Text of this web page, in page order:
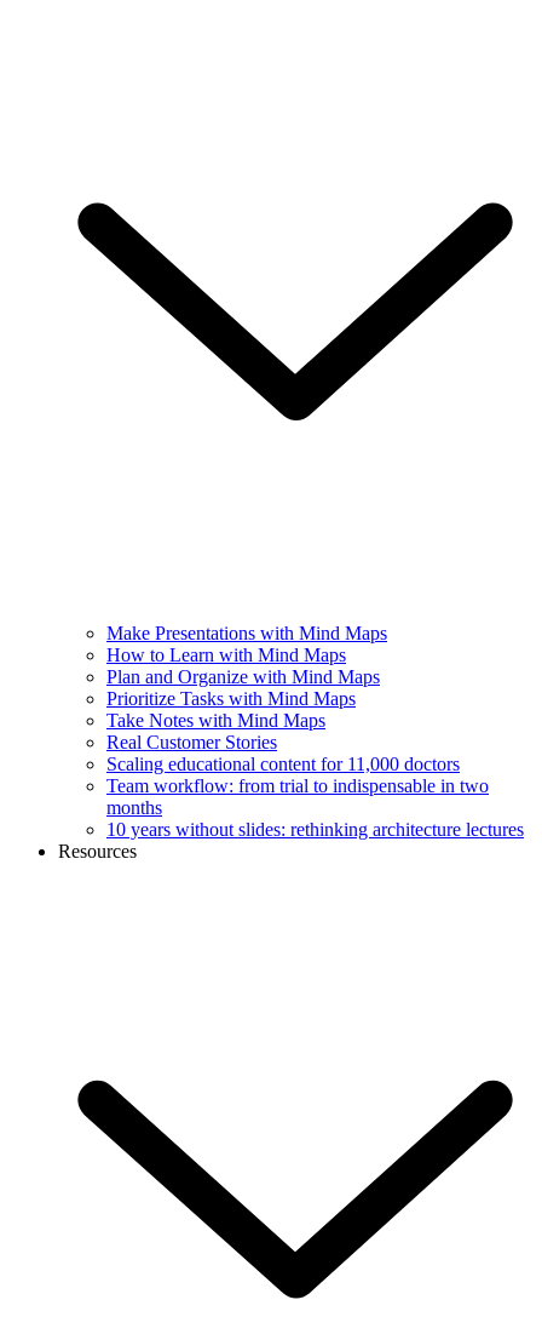
Make Presentations with Mind Maps
How to Learn with Mind Maps
Plan and Organize with Mind Maps
Prioritize Tasks with Mind Maps
Take Notes with Mind Maps
Real Customer Stories
Scaling educational content for 11,000 doctors
Team workflow: from trial to indispensable in two
months
10 years without slides: rethinking architecture lectures
Resources